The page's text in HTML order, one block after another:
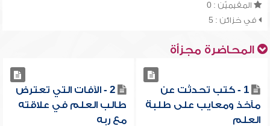
المقيميّن : 0
في خزائن : 5
المحاضرة مجزأة
1 - كتب تحدثت عن
مآخذ ومعايب على طلبة
العلم
2 - الآفات التي تعترض
طالب العلم في علاقته
مع ربه